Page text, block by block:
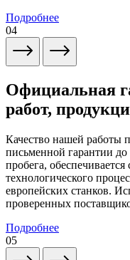
Подробнее
04
Официальная
работ,
Качество нашей работы
письменной гарантии
пробега,
технологического
европейских станков.
проверенных
Подробнее
05